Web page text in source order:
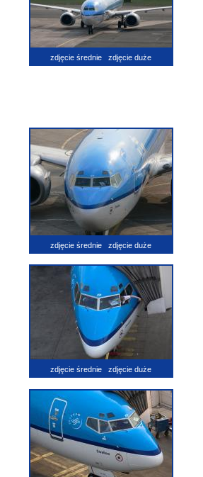
zdjęcie średnie zdjęcie duże
zdjęcie średnie zdjęcie duże
zdjęcie średnie zdjęcie duże